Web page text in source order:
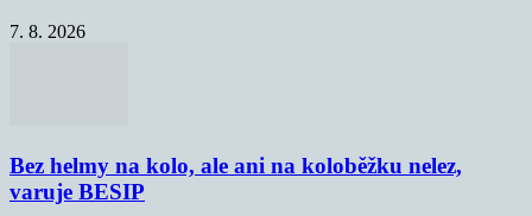
7. 8. 2026
Bez helmy na kolo, ale ani na koloběžku nelez,
varuje BESIP